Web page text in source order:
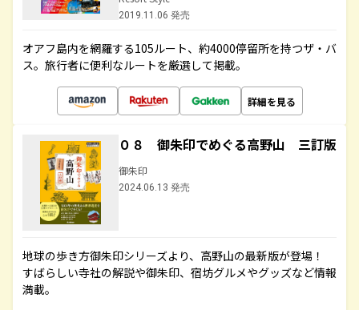
2019.11.06 発売
オアフ島内を網羅する105ルート、約4000停留所を持つザ・バ
ス。旅行者に便利なルートを厳選して掲載。
詳細を見る
０８ 御朱印でめぐる高野山 三訂版
御朱印
2024.06.13 発売
地球の歩き方御朱印シリーズより、高野山の最新版が登場！
すばらしい寺社の解説や御朱印、宿坊グルメやグッズなど情報
満載。